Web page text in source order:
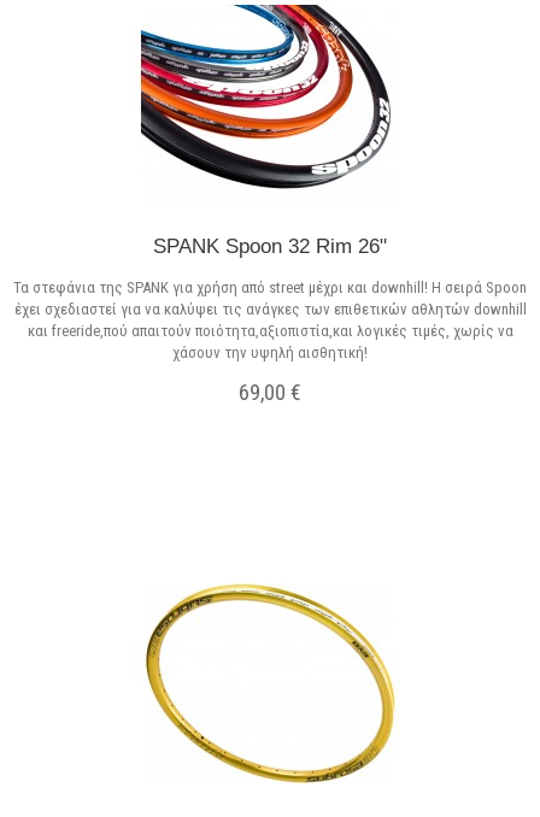
SPANK Spoon 32 Rim 26"
Τα στεφάνια της SPANK για χρήση από street μέχρι και downhill! H σειρά Spoon
έχει σχεδιαστεί για να καλύψει τις ανάγκες των επιθετικών αθλητών downhill
και freeride,πού απαιτούν ποιότητα,αξιοπιστία,και λογικές τιμές, χωρίς να
χάσουν την υψηλή αισθητική!
69,00 €